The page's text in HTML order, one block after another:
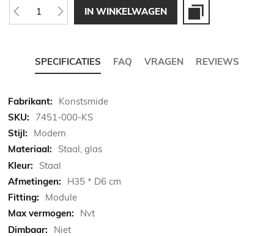
IN WINKELWAGEN
SPECIFICATIES FAQ VRAGEN REVIEWS
Meer
informatie
Konstsmide
7451-000-KS
Modern
Staal, glas
Staal
H35 * D6 cm
Module
Nvt
Niet